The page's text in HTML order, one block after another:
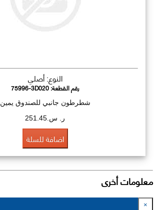
النوع: أصلي
رقم القطعة:75996-3D020
شطرطون جانبي للصندوق يمين
ر. س.251.45
اضافة للسلة
معلومات أخرى
×